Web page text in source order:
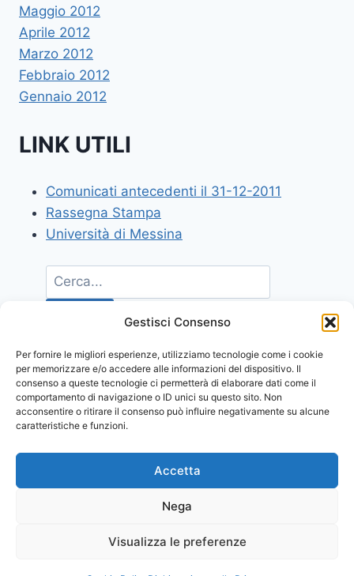
Gestisci Consenso
Per fornire le migliori esperienze, utilizziamo tecnologie come i cookie
per memorizzare e/o accedere alle informazioni del dispositivo. Il
consenso a queste tecnologie ci permetterà di elaborare dati come il
comportamento di navigazione o ID unici su questo sito. Non
acconsentire o ritirare il consenso può influire negativamente su alcune
caratteristiche e funzioni.
Accetta
Nega
Visualizza le preferenze
Maggio 2012
Aprile 2012
Marzo 2012
Febbraio 2012
Gennaio 2012
LINK UTILI
Comunicati antecedenti il 31-12-2011
Rassegna Stampa
Università di Messina
© 2026 Comunicati Stampa | Powered by